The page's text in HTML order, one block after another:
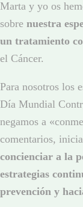
Marta y yo os
sobre nuestra
un tratamiento
el Cáncer.
Para nosotros los
Día Mundial
negamos a
comentarios,
concienciar a la
estrategias
prevención y